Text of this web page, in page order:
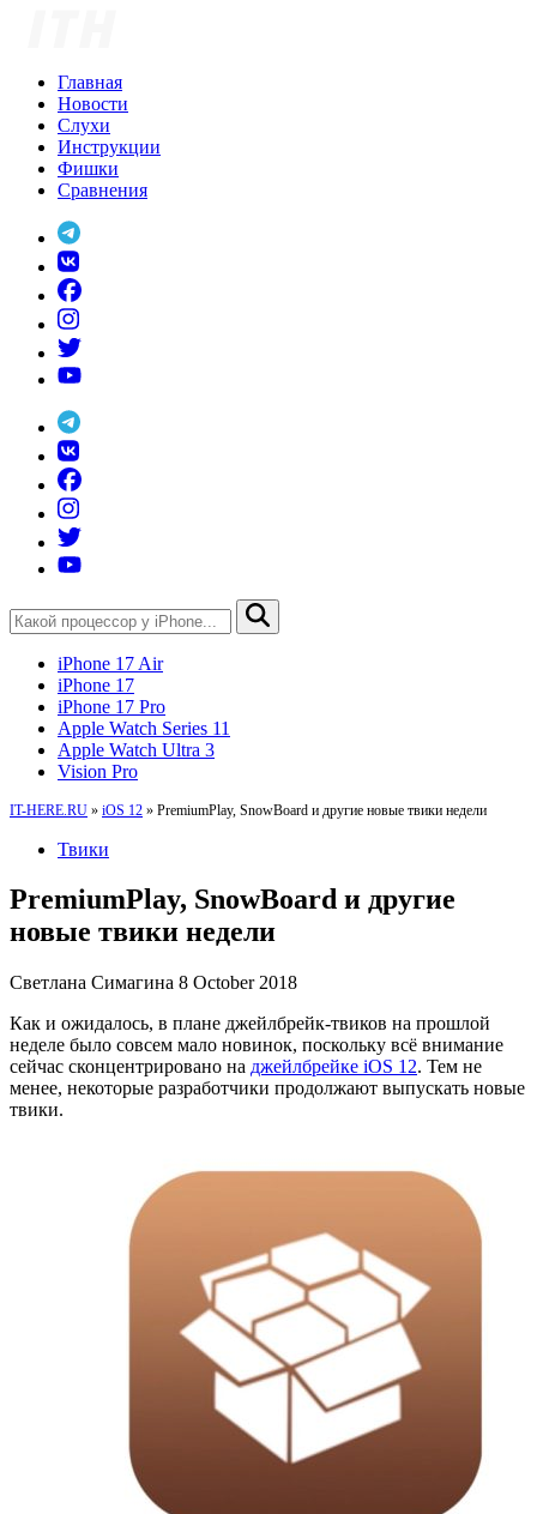
Главная
Новости
Слухи
Инструкции
Фишки
Сравнения
iPhone 17 Air
iPhone 17
iPhone 17 Pro
Apple Watch Series 11
Apple Watch Ultra 3
Vision Pro
IT-HERE.RU » iOS 12 » PremiumPlay, SnowBoard и другие новые твики недели
Твики
PremiumPlay, SnowBoard и другие
новые твики недели
Светлана Симагина 8 October 2018
Как и ожидалось, в плане джейлбрейк-твиков на прошлой
неделе было совсем мало новинок, поскольку всё внимание
сейчас сконцентрировано на джейлбрейке iOS 12. Тем не
менее, некоторые разработчики продолжают выпускать новые
твики.